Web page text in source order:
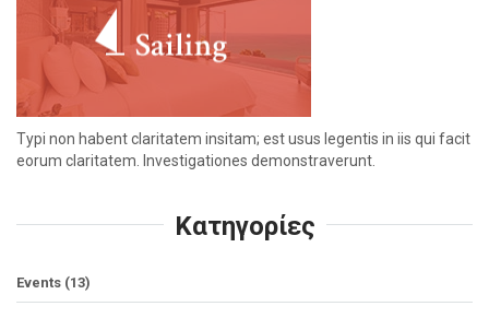
Typi non habent claritatem insitam; est usus legentis in iis qui facit
eorum claritatem. Investigationes demonstraverunt.
Kατηγορίες
Events (13)